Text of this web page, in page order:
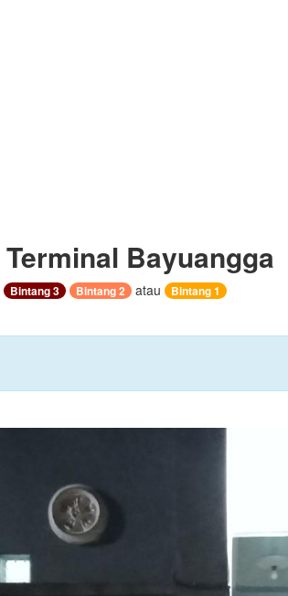
Terminal Bayuangga
Bintang 3 Bintang 2 atau Bintang 1